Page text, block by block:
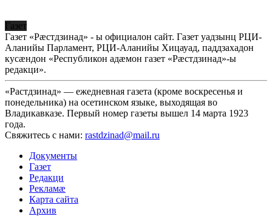
Газет
Газет «Рæстдзинад» - ы официалон сайт. Газет уадзынц РЦИ-
Аланийы Парламент, РЦИ-Аланийы Хицауад, паддзахадон
кусæндон «Республикон адæмон газет «Рæстдзинад»-ы
редакци».
«Растдзинад» — ежедневная газета (кроме воскресенья и
понедельника) на осетинском языке, выходящая во
Владикавказе. Первый номер газеты вышел 14 марта 1923
года.
Свяжитесь с нами: rastdzinad@mail.ru
Документы
Газет
Редакци
Рекламæ
Карта сайта
Архив